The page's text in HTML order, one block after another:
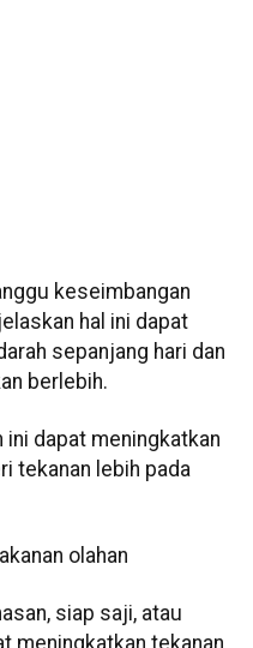
keseimbangan
hal ini dapat
sepanjang hari dan
berlebih.
dapat meningkatkan
tekanan lebih pada
olahan
siap saji, atau
meningkatkan tekanan